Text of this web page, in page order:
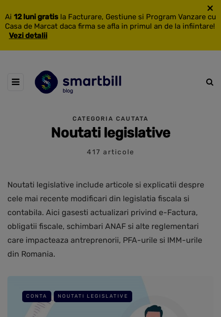
Ai 12 luni gratis la Facturare, Gestiune si Program Vanzare cu
Casa de Marcat daca firma se afla in primul an de la infiintare!
Vezi detalii
×
CATEGORIA CAUTATA
Noutati legislative
417 articole
Noutati legislative include articole si explicatii despre
cele mai recente modificari din legislatia fiscala si
contabila. Aici gasesti actualizari privind e-Factura,
obligatii fiscale, schimbari ANAF si alte reglementari
care impacteaza antreprenorii, PFA-urile si IMM-urile
din Romania.
CONTA NOUTATI LEGISLATIVE